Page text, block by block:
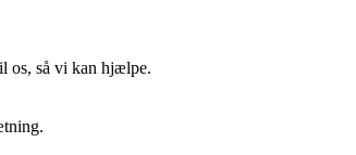
os, så vi kan hjælpe.